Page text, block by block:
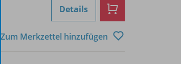
Details
Zum Merkzettel hinzufügen